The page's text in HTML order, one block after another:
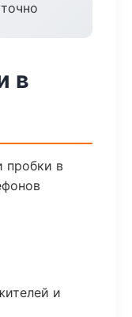
в
пробки в
и